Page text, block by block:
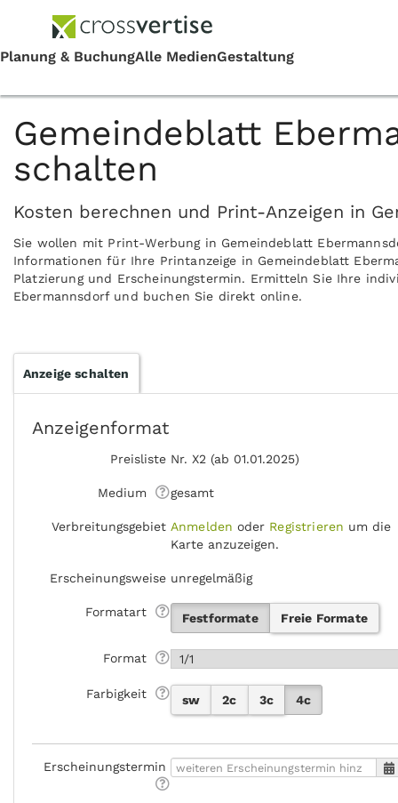
Gemeindeblatt
schalten
Kosten berechnen und Print-Anzeigen in
Sie wollen mit Print-Werbung in Gemeindeblatt
Informationen für Ihre Printanzeige in Gemeindeblatt
Platzierung und Erscheinungstermin. Ermitteln Sie Ihre
Ebermannsdorf und buchen Sie direkt online.
Anzeige schalten
Anzeigenformat
Preisliste Nr. X2 (ab 01.01.2025)
Medium gesamt
Verbreitungsgebiet Anmelden oder Registrieren um die
Karte anzuzeigen.
Erscheinungsweise unregelmäßig
Formatart Festformate Freie Formate
Format
Farbigkeit sw 2c 3c 4c
Erscheinungstermin